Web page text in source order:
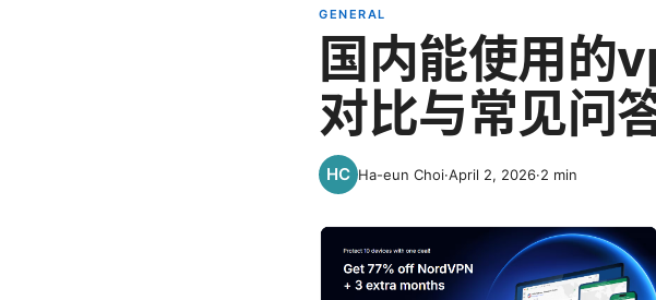
GENERAL
国内能使用的
对比与常见问
Ha-eun Choi·April 2, 2026·2 min